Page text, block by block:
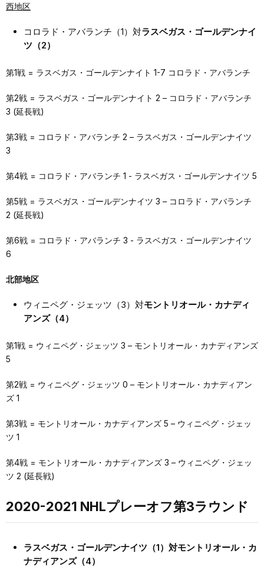
西地区
コロラド・アバランチ（1）対ラスベガス・ゴールデンナイ
ツ（2）
第1戦 = ラスベガス・ゴールデンナイト 1-7 コロラド・アバランチ
第2戦 = ラスベガス・ゴールデンナイト 2 – コロラド・アバランチ
3 (延長戦)
第3戦 = コロラド・アバランチ 2 – ラスベガス・ゴールデンナイツ
3
第4戦 = コロラド・アバランチ 1 - ラスベガス・ゴールデンナイツ 5
第5戦 = ラスベガス・ゴールデンナイツ 3 – コロラド・アバランチ
2 (延長戦)
第6戦 = コロラド・アバランチ 3 - ラスベガス・ゴールデンナイツ
6
北部地区
ウィニペグ・ジェッツ（3）対モントリオール・カナディ
アンズ（4）
第1戦 = ウィニペグ・ジェッツ 3 – モントリオール・カナディアンズ
5
第2戦 = ウィニペグ・ジェッツ 0 – モントリオール・カナディアン
ズ 1
第3戦 = モントリオール・カナディアンズ 5 – ウィニペグ・ジェッ
ツ 1
第4戦 = モントリオール・カナディアンズ 3 – ウィニペグ・ジェッ
ツ 2 (延長戦)
2020-2021 NHLプレーオフ第3ラウンド
ラスベガス・ゴールデンナイツ（1）対モントリオール・カ
ナディアンズ（4）